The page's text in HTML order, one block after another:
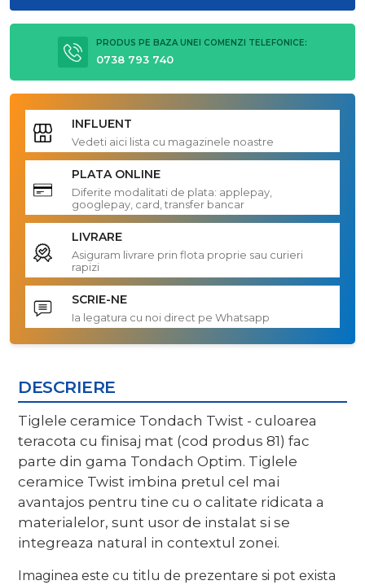
PRODUS PE BAZA UNEI COMENZI TELEFONICE:
0738 793 740
INFLUENT
Vedeti aici lista cu magazinele noastre
PLATA ONLINE
Diferite modalitati de plata: applepay,
googlepay, card, transfer bancar
LIVRARE
Asiguram livrare prin flota proprie sau curieri
rapizi
SCRIE-NE
Ia legatura cu noi direct pe Whatsapp
DESCRIERE
Tiglele ceramice Tondach Twist - culoarea
teracota cu finisaj mat (cod produs 81) fac
parte din gama Tondach Optim. Tiglele
ceramice Twist imbina pretul cel mai
avantajos pentru tine cu o calitate ridicata a
materialelor, sunt usor de instalat si se
integreaza natural in contextul zonei.
Imaginea este cu titlu de prezentare si pot exista